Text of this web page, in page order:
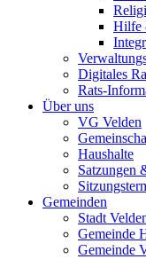
Hilfe
Digitales
Rats-
Über uns
VG Velden
Haushalte
Satzungen
Gemeinden
Stadt
Gemeinde
Gemeinde